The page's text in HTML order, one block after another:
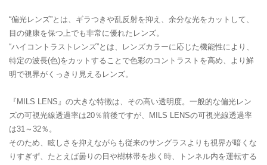
“偏光レンズ”とは、ギラつきや乱反射を抑え、余分な光をカットして、
目の健康を保つ上でも非常に優れたレンズ。
“ハイコントラストレンズ”とは、レンズカラーに応じた機能性により、
特定の波長(色)をカットすることで色彩のコントラストを高め、より鮮
明で視界がくっきり見えるレンズ。
『MILS LENS』の大きな特徴は、その高い透明度。一般的な偏光レン
ズの可視光線透過率は20％前後ですが、MILS LENSの可視光線透過率
は31～32％。
そのため、眩しさを抑えながらも従来のサングラスよりも視界が暗くな
りすぎず、たとえば曇りの日や樹林帯を歩く時、トンネル内を運転する